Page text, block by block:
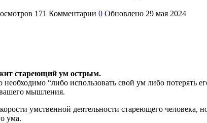
171 Комментарии 0 Обновлено 29 мая 2024
стареющий ум острым.
“либо использовать свой ум либо потерять
мышления.
умственной деятельности стареющего
ума.